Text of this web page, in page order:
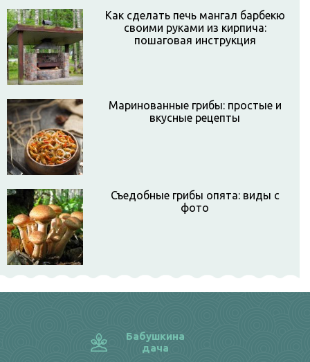
Как сделать печь мангал барбекю
своими руками из кирпича:
пошаговая инструкция
Маринованные грибы: простые и
вкусные рецепты
Съедобные грибы опята: виды с
фото
Бабушкина
дача